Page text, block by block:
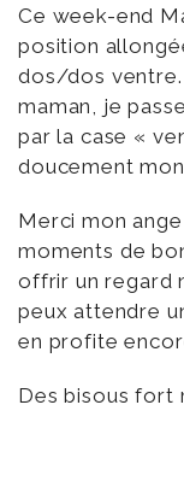
Ce week-end
position
dos/dos ventre.
maman, je
par la case «
doucement
Merci mon
moments de
offrir un regard
peux attendre
en profite
Des bisous fort